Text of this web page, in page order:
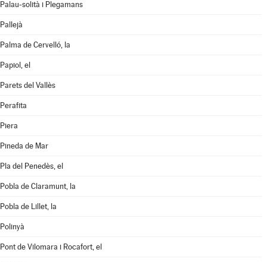
Palau-solità i Plegamans
Pallejà
Palma de Cervelló, la
Papiol, el
Parets del Vallès
Perafita
Piera
Pineda de Mar
Pla del Penedès, el
Pobla de Claramunt, la
Pobla de Lillet, la
Polinyà
Pont de Vilomara i Rocafort, el